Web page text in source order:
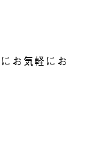
お気軽にお